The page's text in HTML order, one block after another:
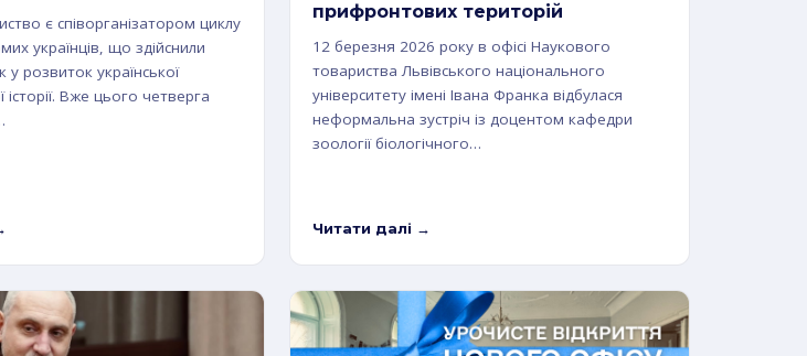
є співорганізатором циклу
українців, що здійснили
розвиток української
історії. Вже цього четверга
прифронтових територій
12 березня 2026 року в офісі Наукового
товариства Львівського національного
університету імені Івана Франка відбулася
неформальна зустріч із доцентом кафедри
зоології біологічного…
Читати далі